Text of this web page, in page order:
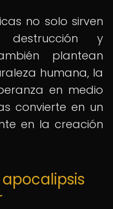
no solo sirven
y
plantean
humana, la
en medio
convierte en un
en la creación